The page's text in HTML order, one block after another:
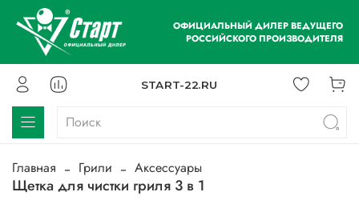
ОФИЦИАЛЬНЫЙ ДИЛЕР ВЕДУЩЕГО
РОССИЙСКОГО ПРОИЗВОДИТЕЛЯ
START-22.RU
Главная Грили Аксессуары
Щетка для чистки гриля 3 в 1